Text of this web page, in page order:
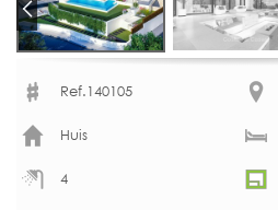
Ref.140105
Huis
4